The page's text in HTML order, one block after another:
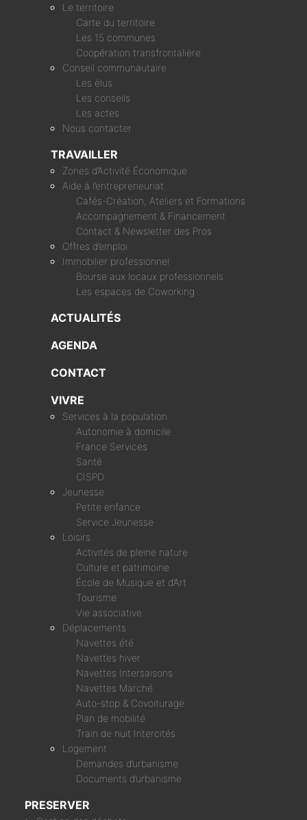
Le territoire
Carte du territoire
Les 15 communes
Coopération transfrontalière
Conseil communautaire
Les élus
Les conseils
Les actes
Nous contacter
TRAVAILLER
Zones d’Activité Économique
Aide à l’entrepreneuriat
Cafés-Création, Ateliers et Formations
Accompagnement & Financement
Contact & Newsletter des Pros
Offres d’emploi
Immobilier professionnel
Bourse aux locaux professionnels
Les espaces de Coworking
ACTUALITÉS
AGENDA
CONTACT
VIVRE
Services à la population
Autonomie à domicile
France Services
Santé
CISPD
Jeunesse
Petite enfance
Service Jeunesse
Loisirs
Activités de pleine nature
Culture et patrimoine
École de Musique et d’Art
Tourisme
Vie associative
Déplacements
Navettes été
Navettes hiver
Navettes Intersaisons
Navettes Marché
Auto-stop & Covoiturage
Plan de mobilité
Train de nuit Intercités
Logement
Demandes d’urbanisme
Documents d’urbanisme
PRESERVER